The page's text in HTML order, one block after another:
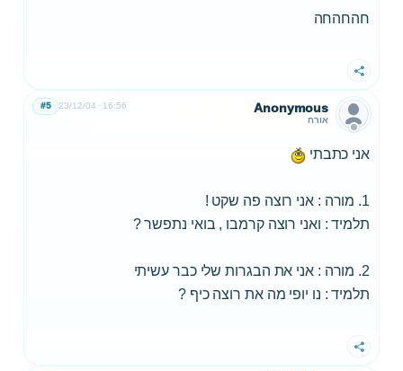
חהחהחה
שתף
Anonymous
אורח
23/12/04 16:56
#5
אני כתבתי
1. מורה : אני רוצה פה שקט !
תלמיד : ואני רוצה קרמבו , בואי נתפשר ?
2. מורה : אני את הבגרות שלי כבר עשיתי
תלמיד : נו יופי מה את רוצה כיף ?
שתף